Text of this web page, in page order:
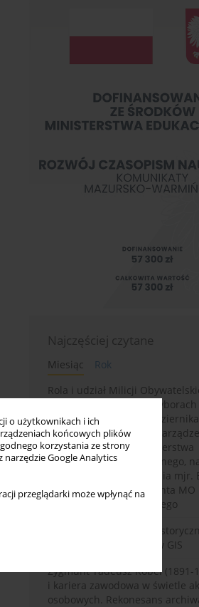
o użytkownikach i ich
końcowych plików
korzystania ze strony
narzędzie Google Analytics
przeglądarki może wpłynąć na
Najczęściej czytane
Miesiąc
Rok
Rola i udział Milicji
kampanii wyborczej i
PRL I kadencji z 26
w świetle wytycznych i
Głównej MO oraz Ministerstwa
Bezpieczeństwa Publicznego, na
przykładzie sprawozdania mjr.
Wyszyńskiego komendanta MO
województwa olsztyńskiego
Granica w badaniach
wykorzystaniu serwerów GIS
Zygmunt Tadeusz Robel (1891-
i kariera zawodowa w świetle
osobowych. Rekonesans